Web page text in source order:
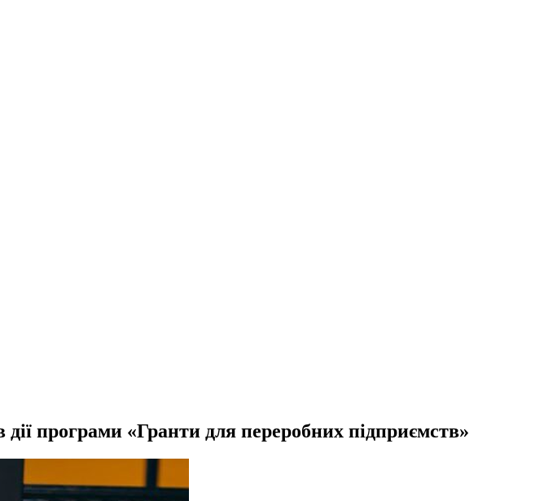
дії програми «Гранти для переробних підприємств»